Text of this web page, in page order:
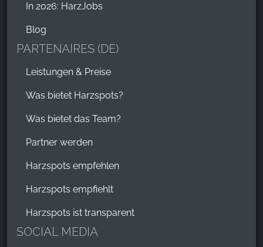
In 2026: HarzJobs
Blog
PARTENAIRES (DE)
Leistungen & Preise
Was bietet Harzspots?
Was bietet das Team?
Partner werden
Harzspots empfehlen
Harzspots empfiehlt
Harzspots ist transparent
SOCIAL MEDIA